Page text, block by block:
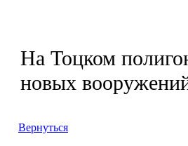
На Тоцком
новых
Вернуться